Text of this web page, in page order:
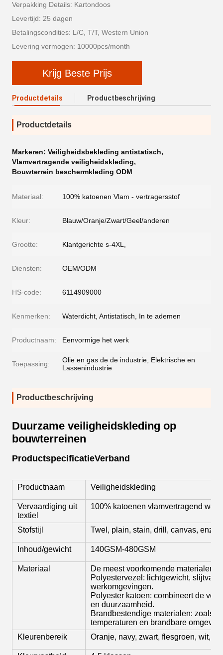
Verpakking Details: Kartondoos
Levertijd: 25 dagen
Betalingscondities: L/C, T/T, Western Union
Levering vermogen: 10000pcs/month
Krijg Beste Prijs
Productdetails Productbeschrijving
Productdetails
Markeren: Veiligheidsbekleding antistatisch,
Vlamvertragende veiligheidskleding,
Bouwterrein beschermkleding ODM
Materiaal: 100% katoenen Vlam - vertragersstof
Kleur: Blauw/Oranje/Zwart/Geel/anderen
Grootte: Klantgerichte s-4XL,
Diensten: OEM/ODM
HS-code: 6114909000
Kenmerken: Waterdicht, Antistatisch, In te ademen
Productnaam: Eenvormige het werk
Toepassing:
Olie en gas de de industrie, Elektrische en
Lassenindustrie
Productbeschrijving
Duurzame veiligheidskleding op
bouwterreinen
ProductspecificatieVerband
Productnaam Veiligheidskleding
Vervaardiging uit
textiel
100% katoenen vlamvertragend
Stofstijl Twel, plain, stain, drill, canvas, enz.
Inhoud/gewicht 140GSM-480GSM
Materiaal
De meest voorkomende materialen
Polyestervezel: lichtgewicht,
werkomgevingen.
Polyester katoen: combineert de
en duurzaamheid.
Brandbestendige materialen: zoals
temperaturen en brandbare
Kleurenbereik
Oranje, navy, zwart, flesgroen, wit,